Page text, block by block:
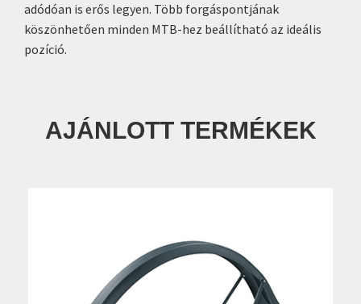
adódóan is erős legyen. Több forgáspontjának
köszönhetően minden MTB-hez beállítható az ideális
pozíció.
AJÁNLOTT TERMÉKEK